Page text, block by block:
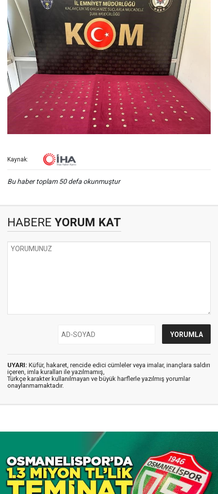
Kaynak:
Bu haber toplam 50 defa okunmuştur
HABERE YORUM KAT
UYARI: Küfür, hakaret, rencide edici cümleler veya imalar, inançlara saldırı
içeren, imla kuralları ile yazılmamış,
Türkçe karakter kullanılmayan ve büyük harflerle yazılmış yorumlar
onaylanmamaktadır.